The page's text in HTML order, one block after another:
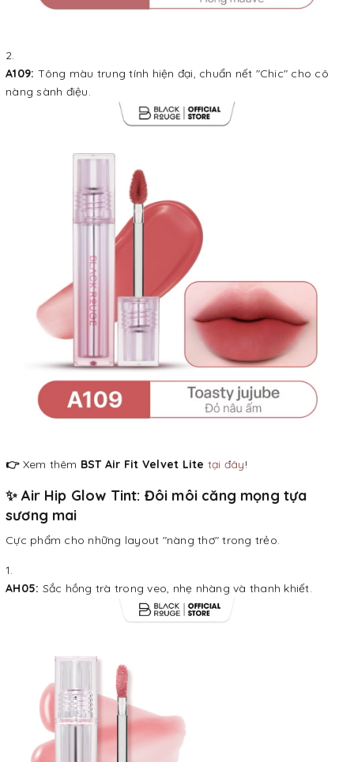
A109: Tông màu trung tính hiện đại, chuẩn nết "Chic" cho cô
nàng sành điệu.
👉 Xem thêm BST Air Fit Velvet Lite tại đây!
✨ Air Hip Glow Tint: Đôi môi căng mọng tựa
sương mai
Cực phẩm cho những layout "nàng thơ" trong trẻo.
AH05: Sắc hồng trà trong veo, nhẹ nhàng và thanh khiết.